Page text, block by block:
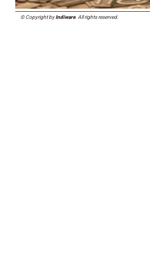
© Copyright byIndiware. All rights reserved.